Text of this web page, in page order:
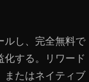
ルし、完全無料で
化する。リワード
またはネイティブ